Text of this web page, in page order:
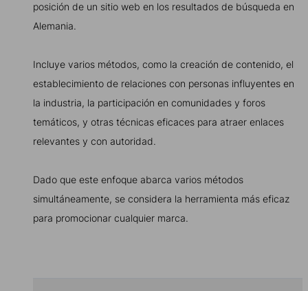
posición de un sitio web en los resultados de búsqueda en
Alemania.
Incluye varios métodos, como la creación de contenido, el
establecimiento de relaciones con personas influyentes en
la industria, la participación en comunidades y foros
temáticos, y otras técnicas eficaces para atraer enlaces
relevantes y con autoridad.
Dado que este enfoque abarca varios métodos
simultáneamente, se considera la herramienta más eficaz
para promocionar cualquier marca.